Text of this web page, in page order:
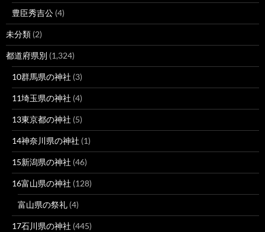
豊臣秀吉公 (4)
未分類 (2)
都道府県別 (1,324)
10群馬県の神社 (3)
11埼玉県の神社 (4)
13東京都の神社 (5)
14神奈川県の神社 (1)
15新潟県の神社 (46)
16富山県の神社 (128)
富山県の祭礼 (4)
17石川県の神社 (445)